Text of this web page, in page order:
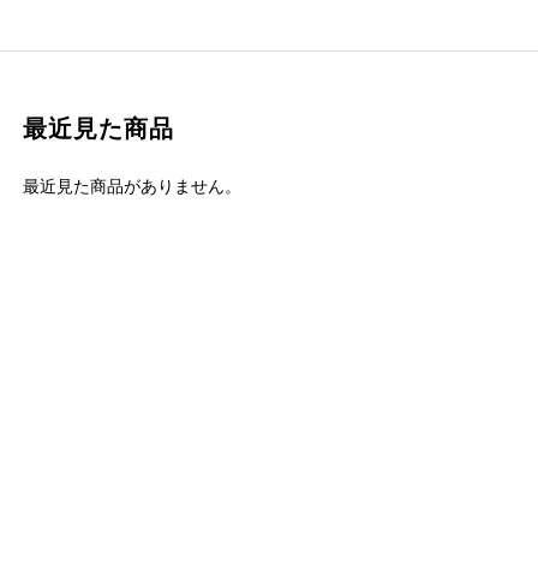
最近見た商品
最近見た商品がありません。